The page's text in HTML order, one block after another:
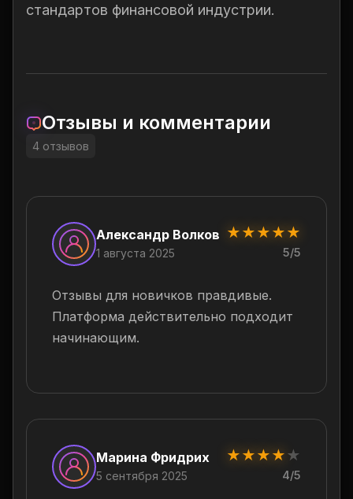
стандартов финансовой индустрии.
Отзывы и комментарии
4 отзывов
Александр Волков
1 августа 2025
★★★★★
5/5
Отзывы для новичков правдивые.
Платформа действительно подходит
начинающим.
Марина Фридрих
5 сентября 2025
★★★★★
4/5